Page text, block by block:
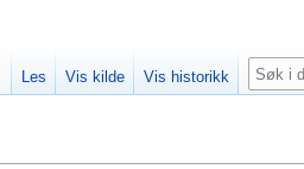
Les Vis kilde Vis historikk Søk